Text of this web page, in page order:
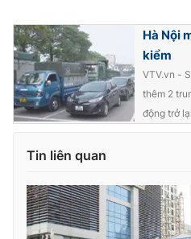
Hà Nội
kiểm
VTV.vn -
thêm 2
động trở
Tin liên quan